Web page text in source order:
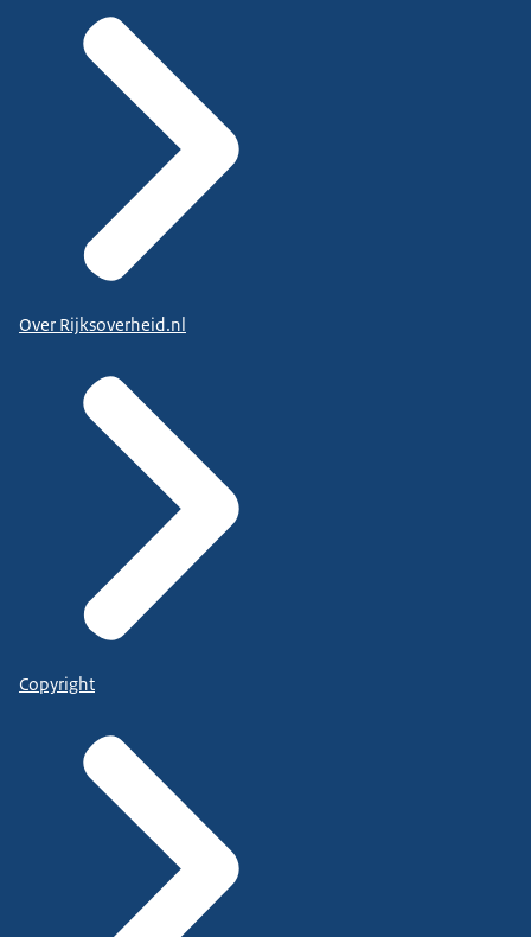
Over Rijksoverheid.nl
Copyright